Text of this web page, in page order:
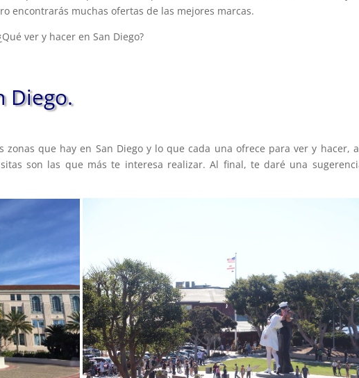
encontrarás muchas ofertas de las mejores marcas.
ver y hacer en San Diego?
Diego.
zonas que hay en San Diego y lo que cada una ofrece para ver y hacer,
son las que más te interesa realizar. Al final, te daré una